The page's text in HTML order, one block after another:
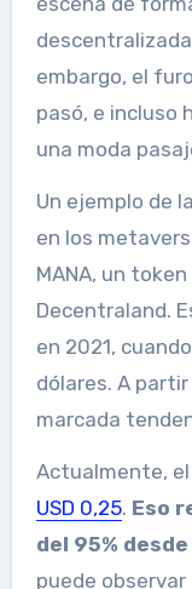
embargo, el
pasó, e incluso
una moda
Un ejemplo de
en los
MANA, un
Decentraland.
en 2021,
dólares. A
marcada
Actualmente,
USD 0,25. Eso
del 95%
puede